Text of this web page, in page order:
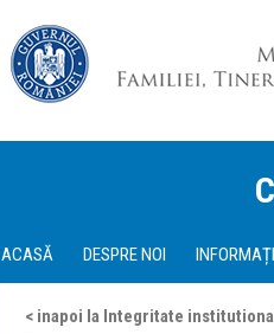
ACASĂ DESPRE NOI
< inapoi la Integritate